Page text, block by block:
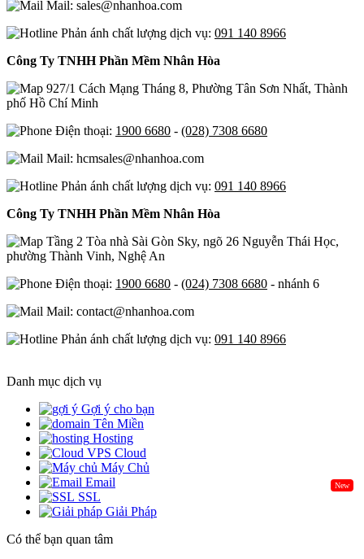
Mail: sales@nhanhoa.com
Phản ánh chất lượng dịch vụ: 091 140 8966
Công Ty TNHH Phần Mềm Nhân Hòa
927/1 Cách Mạng Tháng 8, Phường Tân Sơn Nhất, Thành
phố Hồ Chí Minh
Điện thoại: 1900 6680 - (028) 7308 6680
Mail: hcmsales@nhanhoa.com
Phản ánh chất lượng dịch vụ: 091 140 8966
Công Ty TNHH Phần Mềm Nhân Hòa
Tầng 2 Tòa nhà Sài Gòn Sky, ngõ 26 Nguyễn Thái Học,
phường Thành Vinh, Nghệ An
Điện thoại: 1900 6680 - (024) 7308 6680 - nhánh 6
Mail: contact@nhanhoa.com
Phản ánh chất lượng dịch vụ: 091 140 8966
Danh mục dịch vụ
Gợi ý cho bạn
Tên Miền
Hosting
Cloud
Máy Chủ
New
Email
SSL
Giải Pháp
Có thể bạn quan tâm